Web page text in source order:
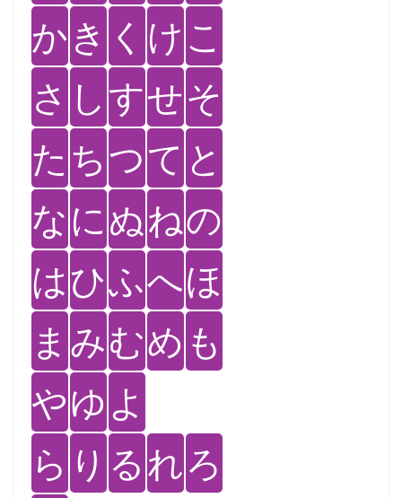
かき く けこ
さ しすせそ
た ちつて と
なにぬねの
はひふへほ
ま みむめ も
やゆ よ
ら り るれろ